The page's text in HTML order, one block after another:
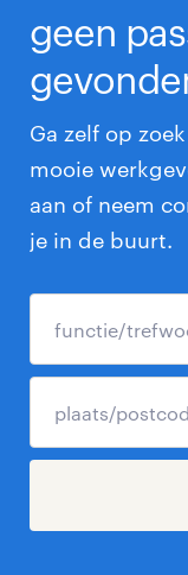
geen
Ga zelf op
mooie
aan of neem
je in de buurt.